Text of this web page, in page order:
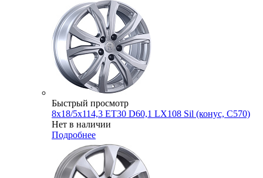
Быстрый просмотр
8x18/5x114,3 ET30 D60,1 LX108 Sil (конус, C570)
Нет в наличии
Подробнее